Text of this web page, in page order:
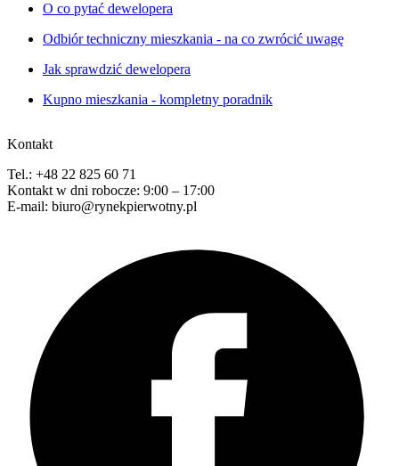
O co pytać dewelopera
Odbiór techniczny mieszkania - na co zwrócić uwagę
Jak sprawdzić dewelopera
Kupno mieszkania - kompletny poradnik
Kontakt
Tel.: +48 22 825 60 71
Kontakt w dni robocze: 9:00 – 17:00
E-mail: biuro@rynekpierwotny.pl